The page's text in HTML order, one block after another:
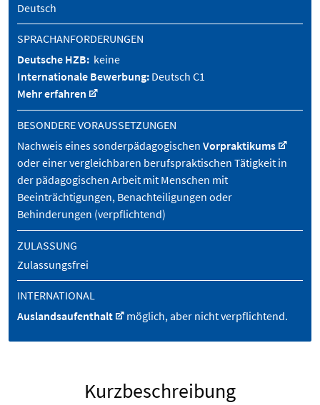
Deutsch
SPRACHANFORDERUNGEN
Deutsche HZB: keine
Internationale Bewerbung: Deutsch C1
Mehr erfahren
BESONDERE VORAUSSETZUNGEN
Nachweis eines sonderpädagogischen Vorpraktikums
oder einer vergleichbaren berufspraktischen Tätigkeit in
der pädagogischen Arbeit mit Menschen mit
Beeinträchtigungen, Benachteiligungen oder
Behinderungen (verpflichtend)
ZULASSUNG
Zulassungsfrei
INTERNATIONAL
Auslandsaufenthalt
möglich, aber nicht verpflichtend.
Kurzbeschreibung